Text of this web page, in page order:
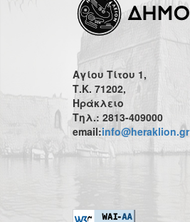
Αγίου Τίτου 1,
Τ.Κ. 71202,
Ηράκλειο
Τηλ.: 2813-409000
email:info@heraklion.gr